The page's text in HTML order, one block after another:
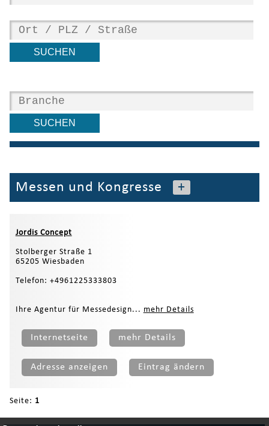
Messen und Kongresse +
Jordis Concept
Stolberger Straße 1
65205 Wiesbaden
Telefon: +4961225333803
Ihre Agentur für Messedesign... mehr Details
Internetseite mehr Details
Adresse anzeigen Eintrag ändern
Seite: 1